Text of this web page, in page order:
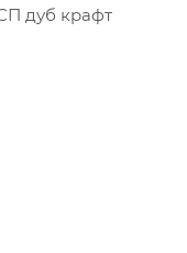
дуб крафт